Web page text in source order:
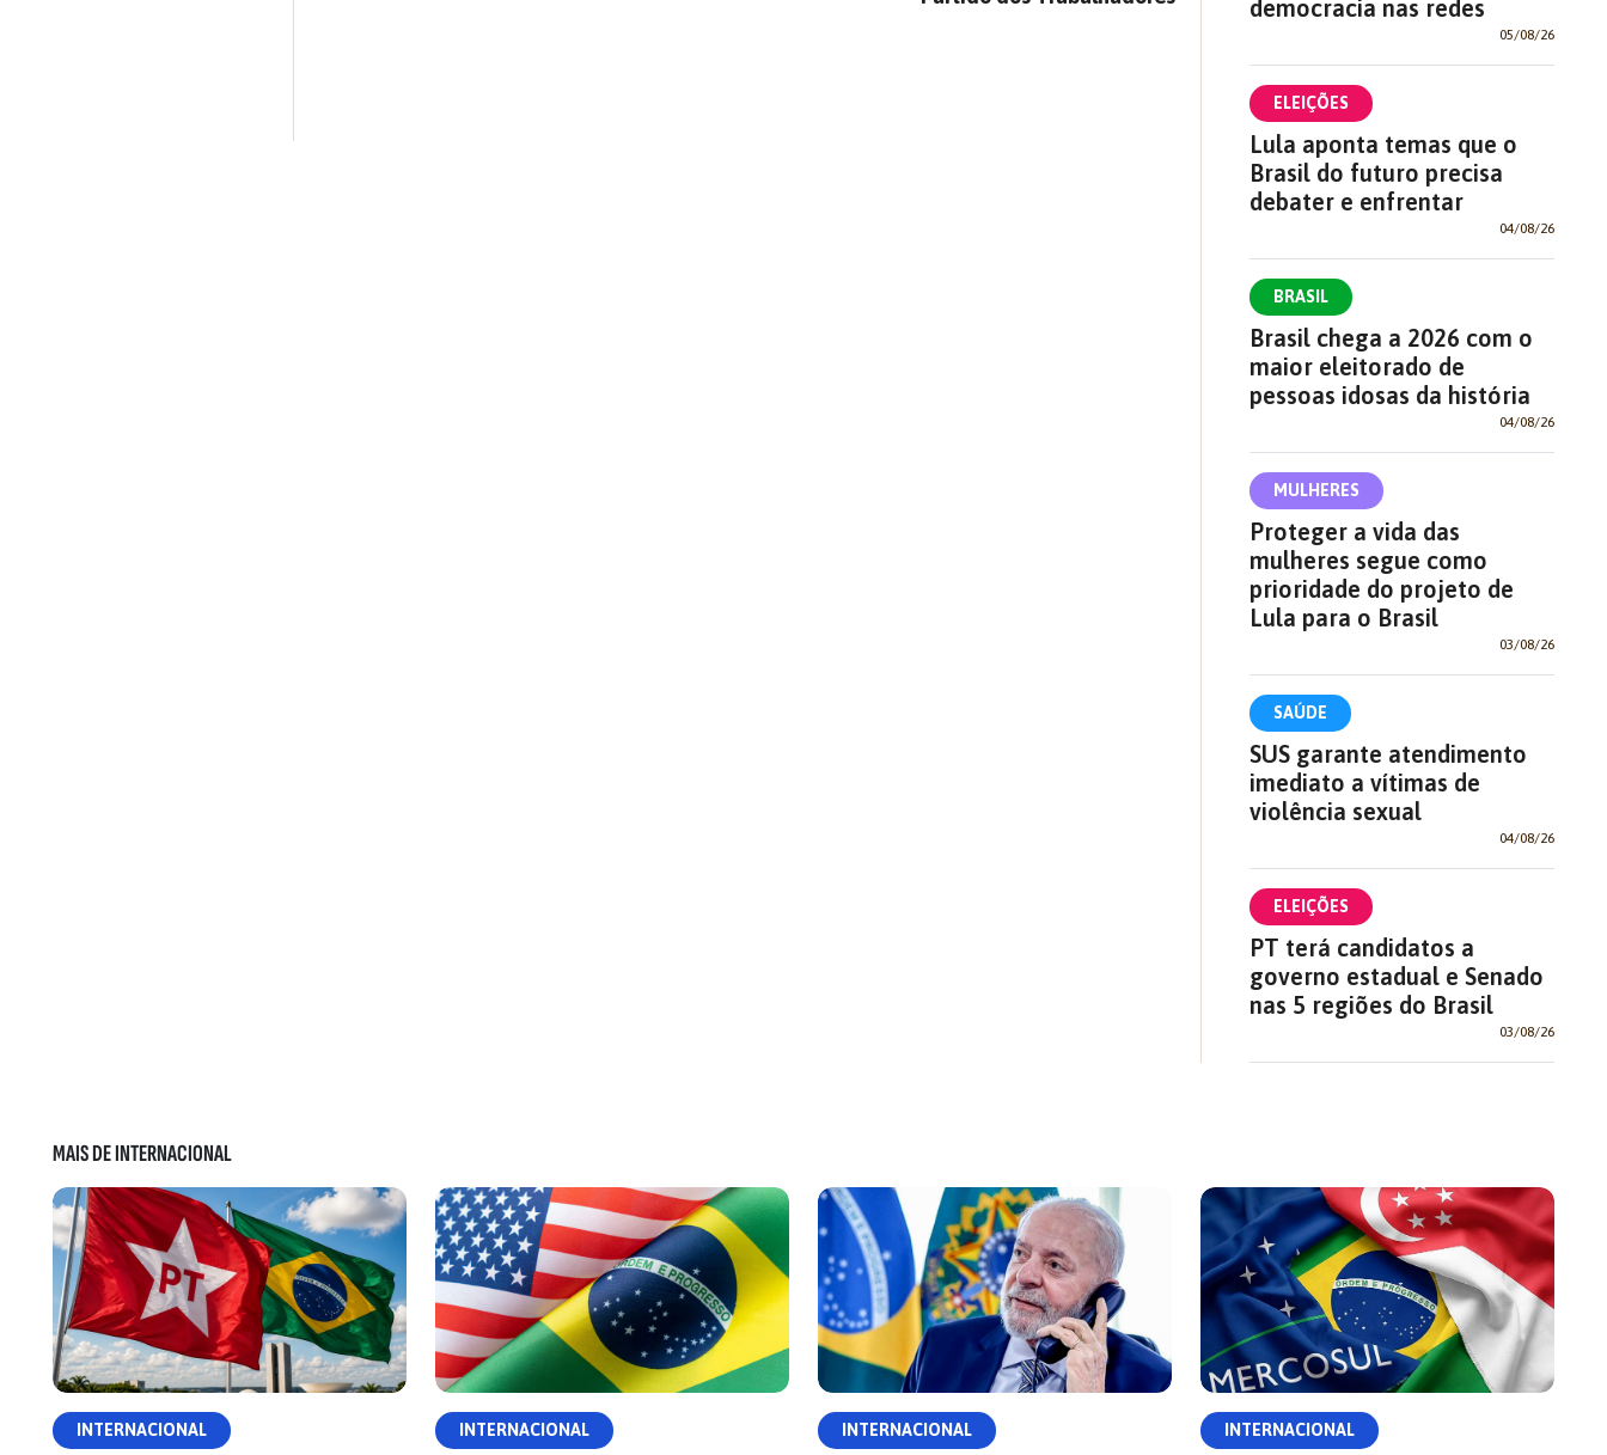
democracia nas redes
05/08/26
ELEIÇÕES
Lula aponta temas que o
Brasil do futuro precisa
debater e enfrentar
04/08/26
BRASIL
Brasil chega a 2026 com o
maior eleitorado de
pessoas idosas da história
04/08/26
MULHERES
Proteger a vida das
mulheres segue como
prioridade do projeto de
Lula para o Brasil
03/08/26
SAÚDE
SUS garante atendimento
imediato a vítimas de
violência sexual
04/08/26
ELEIÇÕES
PT terá candidatos a
governo estadual e Senado
nas 5 regiões do Brasil
03/08/26
MAIS DE INTERNACIONAL
INTERNACIONAL INTERNACIONAL INTERNACIONAL INTERNACIONAL